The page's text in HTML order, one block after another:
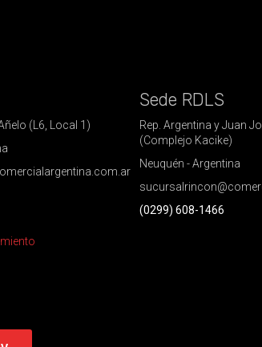
(L6, Local 1)
Sede RDLS
Rep. Argentina y Juan
(Complejo Kacike)
Neuquén - Argentina
(0299) 608-1466